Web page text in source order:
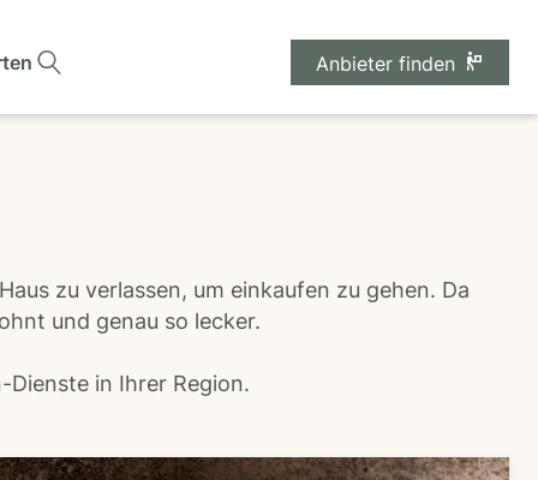
Anbieter finden
zu verlassen, um einkaufen zu gehen. Da
und genau so lecker.
Dienste in Ihrer Region.